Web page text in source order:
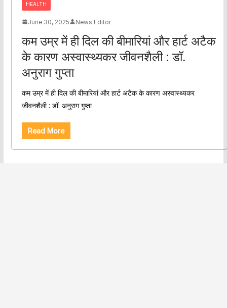
HEALTH
June 30, 2025 News Editor
कम उम्र में ही दिल की बीमारियां और हार्ट अटैक
के कारण अस्वास्थ्यकर जीवनशैली : डॉ.
अनुराग गुप्ता
कम उम्र में ही दिल की बीमारियां और हार्ट अटैक के कारण अस्वास्थ्यकर
जीवनशैली : डॉ. अनुराग गुप्ता
Read More